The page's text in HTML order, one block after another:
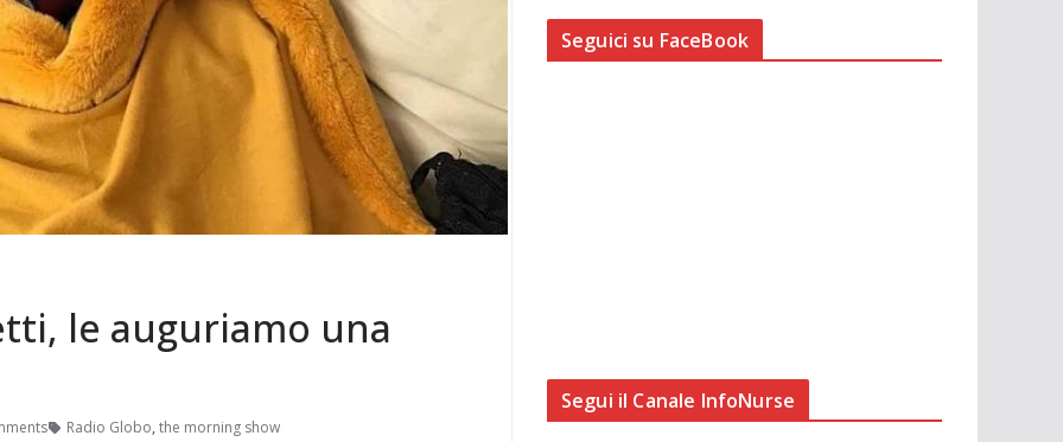
le auguriamo una
Radio Globo, the morning show
Seguici su FaceBook
Segui il Canale InfoNurse